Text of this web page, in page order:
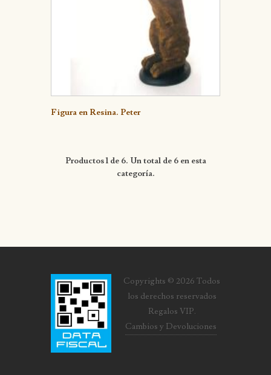
Detalle
Figura en Resina. Peter
Productos 1 de 6. Un total de 6 en esta
categoría.
Copyrights © 2026 Todos
los derechos reservados
Regalos VIP.
Cambios y Devoluciones